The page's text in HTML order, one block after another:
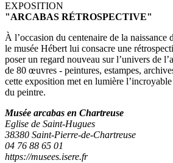
EXPOSITION
"ARCABAS RÉTROSPECTIVE"
À l’occasion du centenaire de la naissance
le musée Hébert lui consacre une
poser un regard nouveau sur l’univers de
de 80 œuvres - peintures, estampes,
cette exposition met en lumière
du peintre.
Musée arcabas en Chartreuse
Eglise de Saint-Hugues
38380 Saint-Pierre-de-Chartreuse
04 76 88 65 01
https://musees.isere.fr